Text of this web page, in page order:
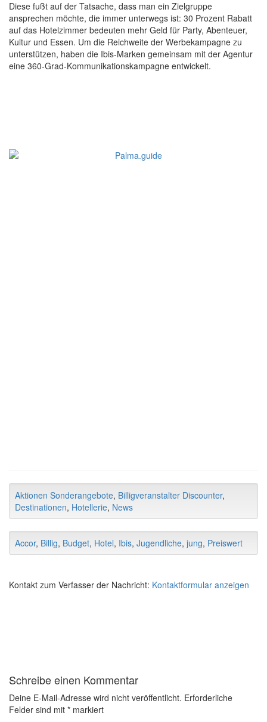
Diese fußt auf der Tatsache, dass man ein Zielgruppe
ansprechen möchte, die immer unterwegs ist: 30 Prozent Rabatt
auf das Hotelzimmer bedeuten mehr Geld für Party, Abenteuer,
Kultur und Essen. Um die Reichweite der Werbekampagne zu
unterstützen, haben die Ibis-Marken gemeinsam mit der Agentur
eine 360-Grad-Kommunikationskampagne entwickelt.
Aktionen Sonderangebote, Billigveranstalter Discounter,
Destinationen, Hotellerie, News
Accor, Billig, Budget, Hotel, Ibis, Jugendliche, jung, Preiswert
Kontakt zum Verfasser der Nachricht: Kontaktformular anzeigen
Schreibe einen Kommentar
Deine E-Mail-Adresse wird nicht veröffentlicht. Erforderliche
Felder sind mit * markiert